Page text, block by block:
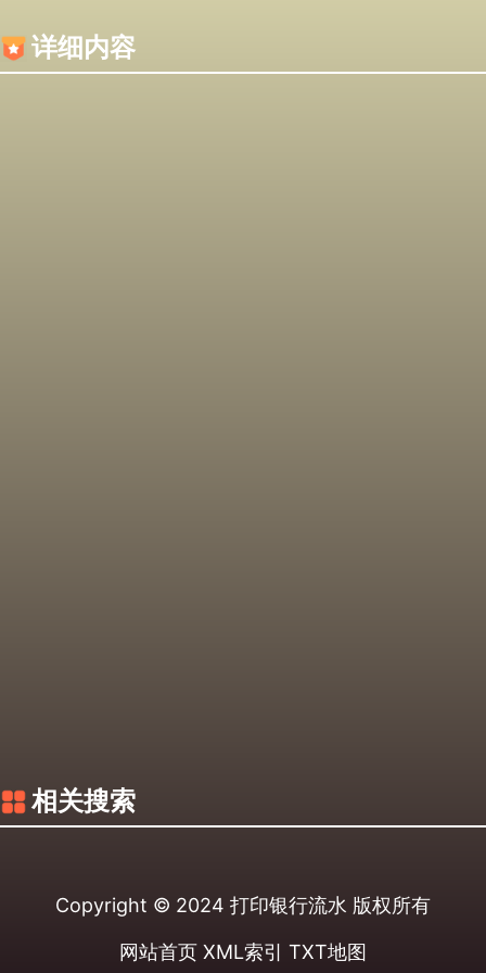
详细内容
相关搜索
Copyright © 2024 打印银行流水 版权所有
网站首页 XML索引 TXT地图